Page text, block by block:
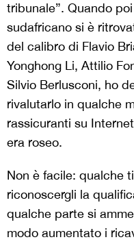
tribunale”. Quando
sudafricano si è
del calibro di Flavio
Yonghong Li, Attilio
Silvio Berlusconi, ho
rivalutarlo in qualche
rassicuranti su
era roseo.
Non è facile: qualche
riconoscergli la
qualche parte si
modo aumentato i